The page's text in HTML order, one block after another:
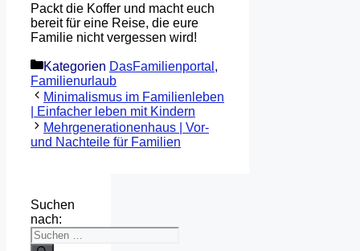
Packt die Koffer und macht euch
bereit für eine Reise, die eure
Familie nicht vergessen wird!
Kategorien DasFamilienportal ,
Familienurlaub
Minimalismus im Familienleben
| Einfacher leben mit Kindern
Mehrgenerationenhaus | Vor-
und Nachteile für Familien
Suchen
nach: